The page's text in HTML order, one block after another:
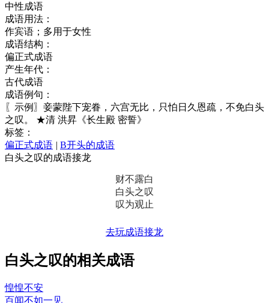
中性成语
成语用法：
作宾语；多用于女性
成语结构：
偏正式成语
产生年代：
古代成语
成语例句：
〖示例〗妾蒙陛下宠眷，六宫无比，只怕日久恩疏，不免白头
之叹。 ★清 洪昇《长生殿 密誓》
标签：
偏正式成语 | B开头的成语
白头之叹的成语接龙
财不露白
白头之叹
叹为观止
去玩成语接龙
白头之叹的相关成语
惶惶不安
百闻不如一见